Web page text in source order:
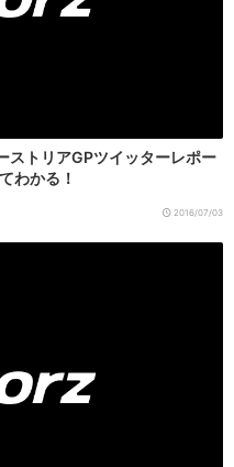
ストリアGPツイッターレポー
わかる！
2016/07/03